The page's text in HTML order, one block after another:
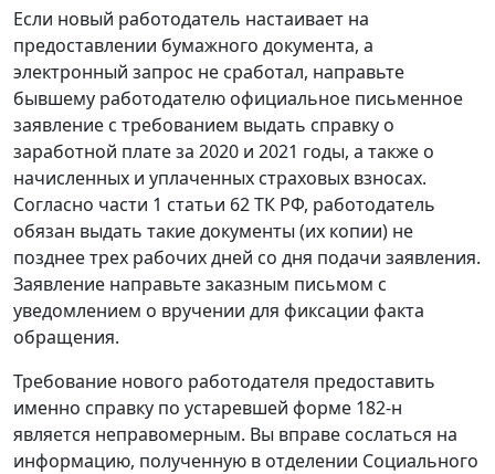
Если новый работодатель настаивает на
предоставлении бумажного документа, а
электронный запрос не сработал, направьте
бывшему работодателю официальное письменное
заявление с требованием выдать справку о
заработной плате за 2020 и 2021 годы, а также о
начисленных и уплаченных страховых взносах.
Согласно части 1 статьи 62 ТК РФ, работодатель
обязан выдать такие документы (их копии) не
позднее трех рабочих дней со дня подачи заявления.
Заявление направьте заказным письмом с
уведомлением о вручении для фиксации факта
обращения.
Требование нового работодателя предоставить
именно справку по устаревшей форме 182-н
является неправомерным. Вы вправе сослаться на
информацию, полученную в отделении Социального